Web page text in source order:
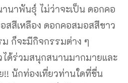
นาพันธุ์ ไม่ว่าจะเป็น ดอกคอ
สีเหลือง ดอกคอสมอสสีขาว
ก็จะมีกิจกรรมต่าง ๆ
ได้ร่วมสนุกสนานมากมายและ
!! นักท่องเที่ยวท่านใดที่ชื่น